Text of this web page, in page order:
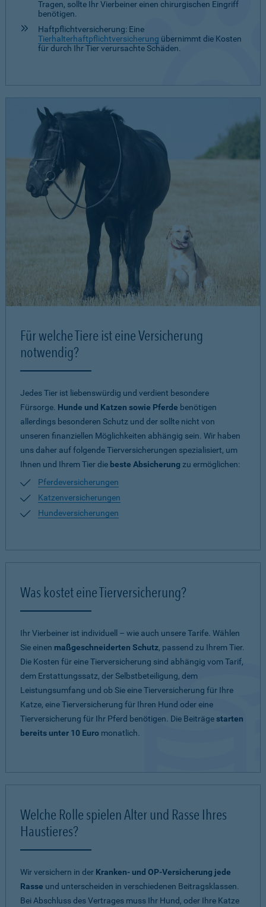
Tragen, sollte Ihr Vierbeiner einen chirurgischen Eingriff
benötigen.
Haftpflichtversicherung: Eine
Tierhalterhaftpflichtversicherung übernimmt die Kosten
für durch Ihr Tier verursachte Schäden.
Für welche Tiere ist eine Versicherung
notwendig?
Jedes Tier ist liebenswürdig und verdient besondere
Fürsorge. Hunde und Katzen sowie Pferde benötigen
allerdings besonderen Schutz und der sollte nicht von
unseren finanziellen Möglichkeiten abhängig sein. Wir haben
uns daher auf folgende Tierversicherungen spezialisiert, um
Ihnen und Ihrem Tier die beste Absicherung zu ermöglichen:
Pferdeversicherungen
Katzenversicherungen
Hundeversicherungen
Was kostet eine Tierversicherung?
Ihr Vierbeiner ist individuell – wie auch unsere Tarife. Wählen
Sie einen maßgeschneiderten Schutz, passend zu Ihrem Tier.
Die Kosten für eine Tierversicherung sind abhängig vom Tarif,
dem Erstattungssatz, der Selbstbeteiligung, dem
Leistungsumfang und ob Sie eine Tierversicherung für Ihre
Katze, eine Tierversicherung für Ihren Hund oder eine
Tierversicherung für Ihr Pferd benötigen. Die Beiträgestarten
bereits unter 10 Euro monatlich.
Welche Rolle spielen Alter und Rasse Ihres
Haustieres?
Wir versichern in der Kranken- und OP-Versicherung jede
Rasse und unterscheiden in verschiedenen Beitragsklassen.
Bei Abschluss des Vertrages muss Ihr Hund, oder Ihre Katze